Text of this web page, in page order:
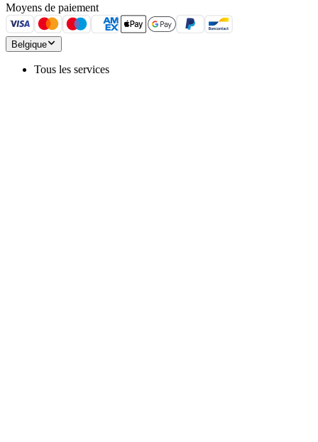
Moyens de paiement
Belgique
Tous les services